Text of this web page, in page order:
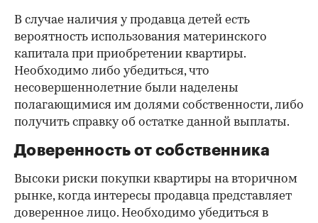
В случае наличия у продавца детей есть
вероятность использования материнского
капитала при приобретении квартиры.
Необходимо либо убедиться, что
несовершеннолетние были наделены
полагающимися им долями собственности, либо
получить справку об остатке данной выплаты.
Доверенность от собственника
Высоки риски покупки квартиры на вторичном
рынке, когда интересы продавца представляет
доверенное лицо. Необходимо убедиться в